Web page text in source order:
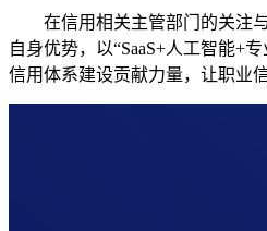
在信用相关主管部门的关注
自身优势，以“SaaS+人工智能+
信用体系建设贡献力量，让职业